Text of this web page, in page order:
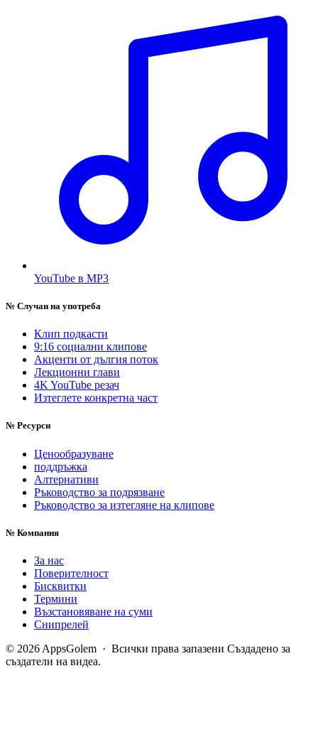
YouTube в MP3
№ Случаи на употреба
Клип подкасти
9:16 социални клипове
Акценти от дългия поток
Лекционни глави
4K YouTube резач
Изтеглете конкретна част
№ Ресурси
Ценообразуване
поддръжка
Алтернативи
Ръководство за подрязване
Ръководство за изтегляне на клипове
№ Компания
За нас
Поверителност
Бисквитки
Термини
Възстановяване на суми
Снипрелей
© 2026 AppsGolem · Всички права запазени Създадено за
създатели на видеа.